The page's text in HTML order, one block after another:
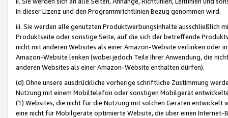
in dieser Lizenz und den Programmrichtlinien Bezug genommen wird.
iii. Sie werden alle genutzten Produktwerbungsinhalte ausschließlich
Produktseite oder sonstige Seite, auf die sich der betreffende
nicht mit anderen Websites als einer Amazon-Website verlinken oder
Amazon-Website lenken (wobei jedoch Teile Ihrer Anwendung, die
anderen Websites als einer Amazon-Website enthalten dürfen).
(d) Ohne unsere ausdrückliche vorherige schriftliche Zustimmung
Nutzung mit einem Mobiltelefon oder sonstigen Mobilgerät
(1) Websites, die nicht für die Nutzung mit solchen Geräten
eine nicht für Mobilgeräte optimierte Website, die über einen